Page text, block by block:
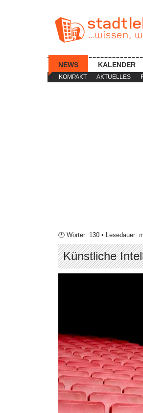
KOMPAKT AKTUELLES
NEWS KALENDER
🕘 Wörter: 130 • Lesedauer:
Künstliche